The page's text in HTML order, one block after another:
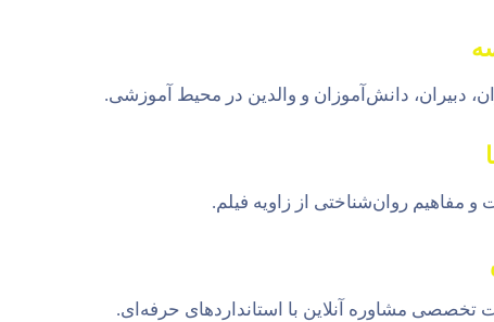
دبیران، دانش‌آموزان و والدین در محیط آموزشی.
و مفاهیم روان‌شناختی از زاویه فیلم.
تخصصی مشاوره آنلاین با استانداردهای حرفه‌ای.